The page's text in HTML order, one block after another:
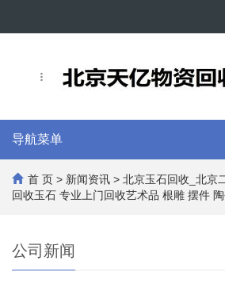
导航菜单
首 页 > 新闻资讯 > 北京玉石回收_北京
回收玉石 专业上门回收艺术品 根雕 摆件
公司新闻